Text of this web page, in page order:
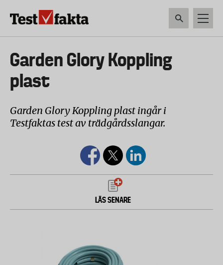
Huvudmeny
ny
Garden Glory Koppling
plast
Garden Glory Koppling plast ingår i
Testfaktas test av trädgårdsslangar.
LÄS SENARE